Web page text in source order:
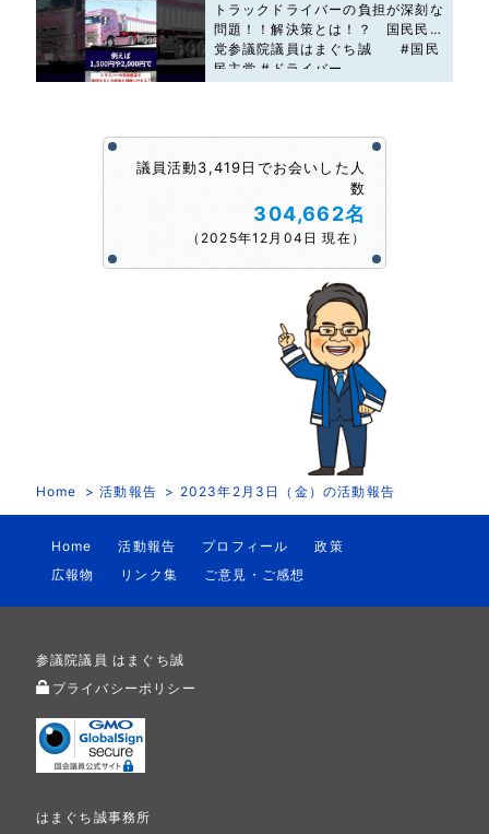
トラックドライバーの負担が深刻な
問題！！解決策とは！？ 国民民主
党参議院議員はまぐち誠 #国民
民主党 #ドライバー
議員活動3,419日でお会いした人
数
304,662名
（2025年12月04日 現在）
Home 活動報告 2023年2月3日（金）の活動報告
Home 活動報告 プロフィール
政策
広報物
リンク集 ご意見・ご感想
参議院議員 はまぐち誠
プライバシーポリシー
はまぐち誠事務所